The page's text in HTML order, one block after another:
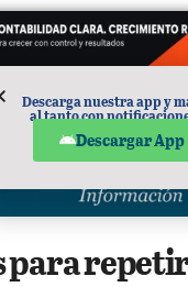
PUBLICIDAD
para
Descarga nuestra app y
al tanto con
Descargar App